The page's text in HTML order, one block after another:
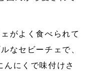
がよく食べられて
なセビーチェで、
にくで味付けさ